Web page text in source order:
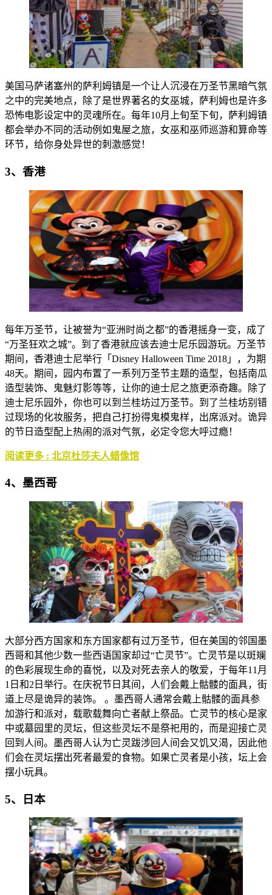
美国马萨诸塞州的萨利姆镇是一个让人沉浸在万圣节黑暗气氛
之中的完美地点，除了是世界著名的女巫城，萨利姆也是许多
恐怖电影设定中的灵魂所在。每年10月上旬至下旬，萨利姆镇
都会举办不同的活动例如鬼屋之旅，女巫和巫师巡游和算命等
环节，给你身处异世的刺激感觉！
3、香港
每年万圣节，让被誉为“亚洲时尚之都”的香港摇身一变，成了
“万圣狂欢之城”。到了香港就应该去迪士尼乐园游玩。万圣节
期间，香港迪士尼举行「Disney Halloween Time 2018」，为期
48天。期间，园内布置了一系列万圣节主题的造型，包括南瓜
造型装饰、鬼魅灯影等等，让你的迪士尼之旅更添奇趣。除了
迪士尼乐园外，你也可以到兰桂坊过万圣节。到了兰桂坊别错
过现场的化妆服务，把自己打扮得鬼模鬼样，出席派对。诡异
的节日造型配上热闹的派对气氛，必定令您大呼过瘾！
阅读更多 : 北京杜莎夫人蜡像馆
4、墨西哥
大部分西方国家和东方国家都有过万圣节，但在美国的邻国墨
西哥和其他少数一些西语国家却过“亡灵节”。亡灵节是以斑斓
的色彩展现生命的喜悦，以及对死去亲人的敬爱，于每年11月
1日和2日举行。在庆祝节日其间，人们会戴上骷髅的面具，街
道上尽是诡异的装饰。 。墨西哥人通常会戴上骷髅的面具参
加游行和派对，载歌载舞向亡者献上祭品。亡灵节的核心是家
中或墓园里的灵坛，但这些灵坛不是祭祀用的，而是迎接亡灵
回到人间。墨西哥人认为亡灵跋涉回人间会又饥又渴，因此他
们会在灵坛摆出死者最爱的食物。如果亡灵者是小孩，坛上会
摆小玩具。
5、日本